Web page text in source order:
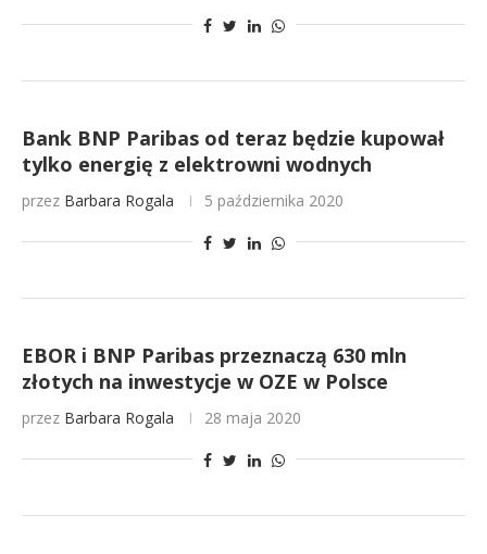
Bank BNP Paribas od teraz będzie kupował
tylko energię z elektrowni wodnych
przez Barbara Rogala 5 października 2020
EBOR i BNP Paribas przeznaczą 630 mln
złotych na inwestycje w OZE w Polsce
przez Barbara Rogala 28 maja 2020